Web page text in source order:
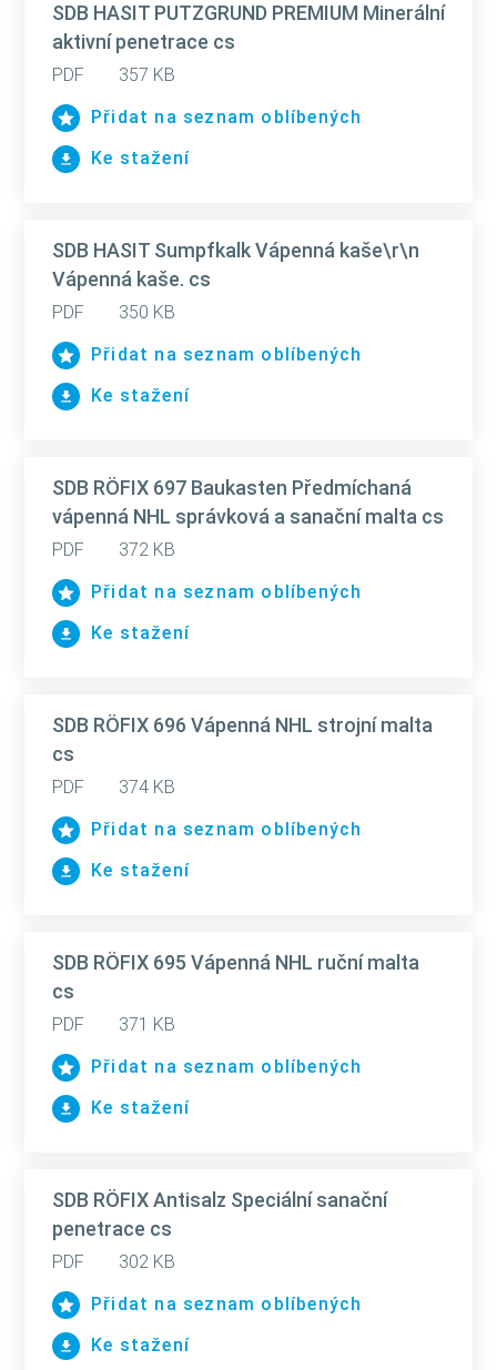
SDB HASIT PUTZGRUND PREMIUM Minerální
aktivní penetrace cs
PDF
357 KB
Přidat na seznam oblíbených
Ke stažení
SDB HASIT Sumpfkalk Vápenná kaše\r\n
Vápenná kaše. cs
PDF
350 KB
Přidat na seznam oblíbených
Ke stažení
SDB RÖFIX 697 Baukasten Předmíchaná
vápenná NHL správková a sanační malta cs
PDF
372 KB
Přidat na seznam oblíbených
Ke stažení
SDB RÖFIX 696 Vápenná NHL strojní malta
cs
PDF
374 KB
Přidat na seznam oblíbených
Ke stažení
SDB RÖFIX 695 Vápenná NHL ruční malta
cs
PDF
371 KB
Přidat na seznam oblíbených
Ke stažení
SDB RÖFIX Antisalz Speciální sanační
penetrace cs
PDF
302 KB
Přidat na seznam oblíbených
Ke stažení